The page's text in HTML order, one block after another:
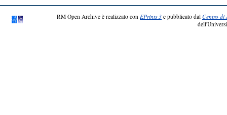
RM Open Archive è realizzato con EPrints 3 e pubblicato dal Centro di